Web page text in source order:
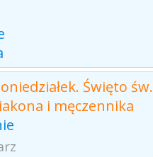
Święto św.
i męczennika